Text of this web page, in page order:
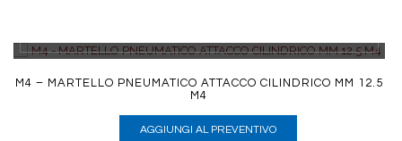
M4 – MARTELLO PNEUMATICO ATTACCO CILINDRICO MM 12.5
M4
AGGIUNGI AL PREVENTIVO